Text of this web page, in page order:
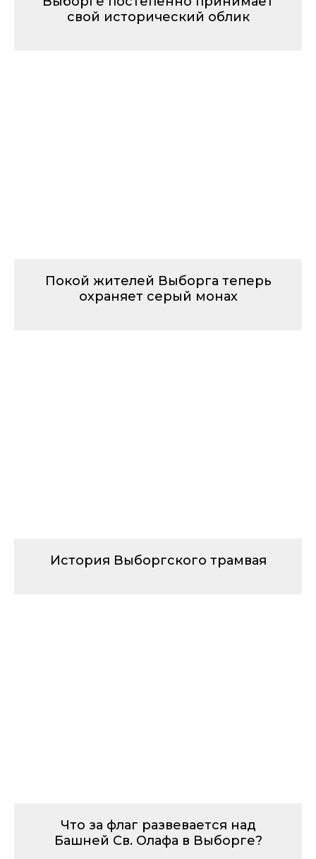
свой исторический облик
Покой жителей Выборга теперь
охраняет серый монах
История Выборгского трамвая
Что за флаг развевается над
Башней Св. Олафа в Выборге?